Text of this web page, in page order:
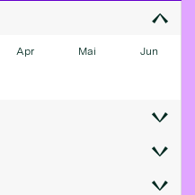
Apr Mai Jun